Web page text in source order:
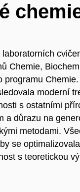
Chemie,
programu
moderní
s ostatními
a důrazu na
metodami.
se
s teoretickou